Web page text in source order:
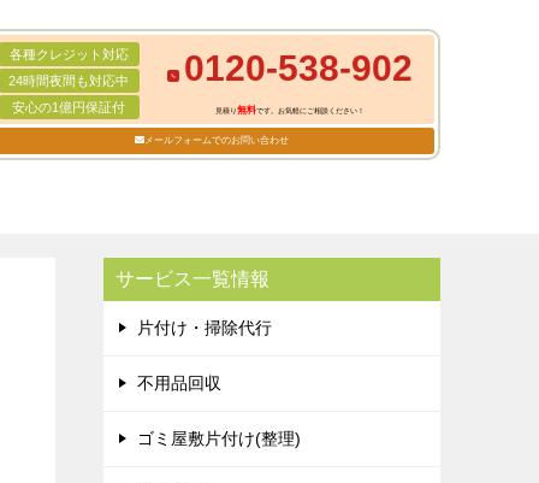
各種クレジット対応
24時間夜間も対応中
安心の1億円保証付
0120-538-902
見積り無料です。お気軽にご相談ください！
メールフォームでのお問い合わせ
サービス一覧情報
片付け・掃除代行
不用品回収
ゴミ屋敷片付け(整理)